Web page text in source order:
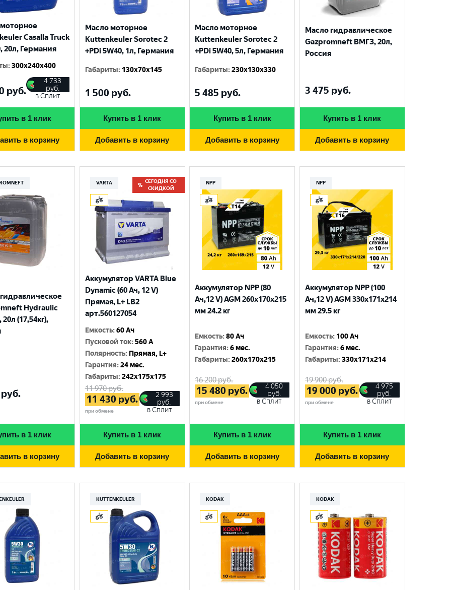
Casalla Truck
20л, Германия
:300x240x400
руб.
4 733
руб.
в Сплит
в 1 клик
в корзину
Масло моторное
Kuttenkeuler Sorotec 2
+PDi 5W40, 1л, Германия
Габариты: 130x70x145
1 500 руб.
Купить в 1 клик
Добавить в корзину
Масло моторное
Kuttenkeuler Sorotec 2
+PDi 5W40, 5л, Германия
Габариты:230x130x330
5 485 руб.
Купить в 1 клик
Добавить в корзину
Масло гидравлическое
Gazpromneft ВМГЗ, 20л,
Россия
3 475 руб.
Купить в 1 клик
Добавить в корзину
Hydraulic
20л (17,54кг),
руб.
в 1 клик
в корзину
VARTA
СЕГОДНЯ СО
СКИДКОЙ
Аккумулятор VARTA Blue
Dynamic (60 Ач, 12 V)
Прямая, L+ LB2
арт.560127054
Емкость:60 Ач
Пусковой ток:560 A
Полярность: Прямая, L+
Гарантия:24 мес.
Габариты:242x175x175
11 970руб.
11 430 руб.
при обмене
2 993
руб.
в Сплит
Купить в 1 клик
Добавить в корзину
NPP
Аккумулятор NPP (80
Ач,12 V) AGM 260x170x215
мм 24.2 кг
Емкость:80 Ач
Гарантия:6 мес.
Габариты:260x170x215
16 200руб.
15 480 руб.
при обмене
4 050
руб.
в Сплит
Купить в 1 клик
Добавить в корзину
NPP
Аккумулятор NPP (100
Ач,12 V) AGM 330x171x214
мм 29.5 кг
Емкость: 100 Ач
Гарантия:6 мес.
Габариты:330x171x214
19 900руб.
19 000 руб.
при обмене
4 975
руб.
в Сплит
Купить в 1 клик
Добавить в корзину
KUTTENKEULER KODAK KODAK